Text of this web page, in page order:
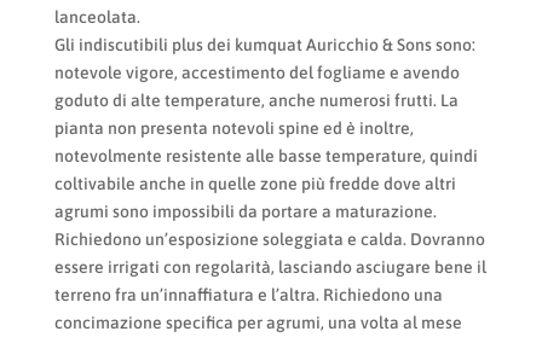
lanceolata.
Gli indiscutibili plus dei kumquat Auricchio & Sons sono:
notevole vigore, accestimento del fogliame e avendo
goduto di alte temperature, anche numerosi frutti. La
pianta non presenta notevoli spine ed è inoltre,
notevolmente resistente alle basse temperature, quindi
coltivabile anche in quelle zone più fredde dove altri
agrumi sono impossibili da portare a maturazione.
Richiedono un’esposizione soleggiata e calda. Dovranno
essere irrigati con regolarità, lasciando asciugare bene il
terreno fra un’innaffiatura e l’altra. Richiedono una
concimazione specifica per agrumi, una volta al mese